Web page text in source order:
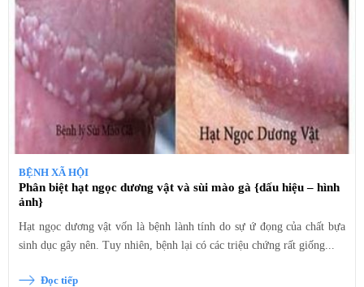
BỆNH XÃ HỘI
Phân biệt hạt ngọc dương vật và sùi mào gà {dấu hiệu – hình
ảnh}
Hạt ngọc dương vật vốn là bệnh lành tính do sự ứ đọng của chất bựa
sinh dục gây nên. Tuy nhiên, bệnh lại có các triệu chứng rất giống...
Đọc tiếp